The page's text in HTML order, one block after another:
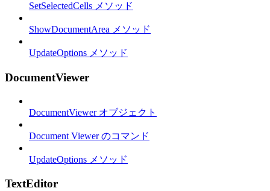
SetSelectedCells メソッド
ShowDocumentArea メソッド
UpdateOptions メソッド
DocumentViewer
DocumentViewer オブジェクト
Document Viewer のコマンド
UpdateOptions メソッド
TextEditor